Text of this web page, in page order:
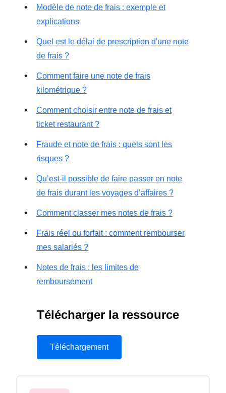
Modèle de note de frais : exemple et
explications
Quel est le délai de prescription d'une note
de frais ?
Comment faire une note de frais
kilométrique ?
Comment choisir entre note de frais et
ticket restaurant ?
Fraude et note de frais : quels sont les
risques ?
Qu’est-il possible de faire passer en note
de frais durant les voyages d’affaires ?
Comment classer mes notes de frais ?
Frais réel ou forfait : comment rembourser
mes salariés ?
Notes de frais : les limites de
remboursement
Télécharger la ressource
Téléchargement